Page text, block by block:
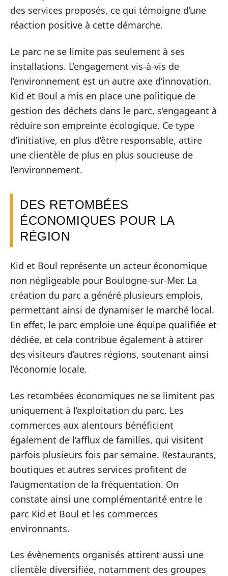
des services proposés, ce qui témoigne d’une
réaction positive à cette démarche.
Le parc ne se limite pas seulement à ses
installations. L’engagement vis-à-vis de
l’environnement est un autre axe d’innovation.
Kid et Boul a mis en place une politique de
gestion des déchets dans le parc, s’engageant à
réduire son empreinte écologique. Ce type
d’initiative, en plus d’être responsable, attire
une clientèle de plus en plus soucieuse de
l’environnement.
DES RETOMBÉES
ÉCONOMIQUES POUR LA
RÉGION
Kid et Boul représente un acteur économique
non négligeable pour Boulogne-sur-Mer. La
création du parc a généré plusieurs emplois,
permettant ainsi de dynamiser le marché local.
En effet, le parc emploie une équipe qualifiée et
dédiée, et cela contribue également à attirer
des visiteurs d’autres régions, soutenant ainsi
l’économie locale.
Les retombées économiques ne se limitent pas
uniquement à l’exploitation du parc. Les
commerces aux alentours bénéficient
également de l’afflux de familles, qui visitent
parfois plusieurs fois par semaine. Restaurants,
boutiques et autres services profitent de
l’augmentation de la fréquentation. On
constate ainsi une complémentarité entre le
parc Kid et Boul et les commerces
environnants.
Les évènements organisés attirent aussi une
clientèle diversifiée, notamment des groupes